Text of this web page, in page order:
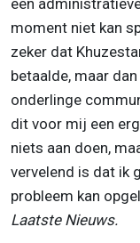
moment niet kan
zeker dat
betaalde, maar
onderlinge
dit voor mij een
niets aan doen,
vervelend is dat ik
probleem kan
Laatste Nieuws.